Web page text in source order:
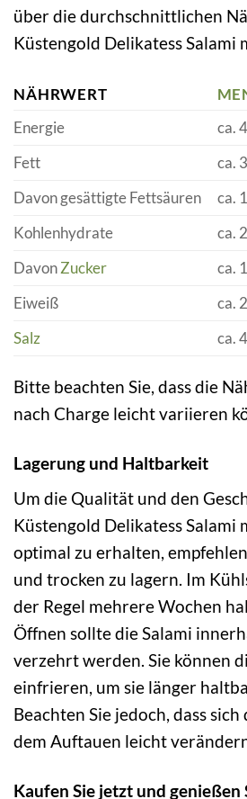
über die durchschnittlichen
Küstengold Delikatess Salami
NÄHRWERT
Energie
ca.
Fett
ca.
Davon gesättigte Fettsäuren
ca.
Kohlenhydrate
ca.
DavonZucker
ca.
Eiweiß
ca.
Salz
ca.
Bitte beachten Sie, dass die
nach Charge leicht variieren
Lagerung und Haltbarkeit
Um die Qualität und den
Küstengold Delikatess Salami
optimal zu erhalten,
und trocken zu lagern. Im
der Regel mehrere Wochen
Öffnen sollte die Salami
verzehrt werden. Sie können
einfrieren, um sie länger
Beachten Sie jedoch, dass
dem Auftauen leicht
Kaufen Sie jetzt und genießen